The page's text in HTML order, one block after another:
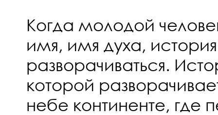
Когда молодой
имя, имя духа,
разворачиваться.
которой
небе континенте, где